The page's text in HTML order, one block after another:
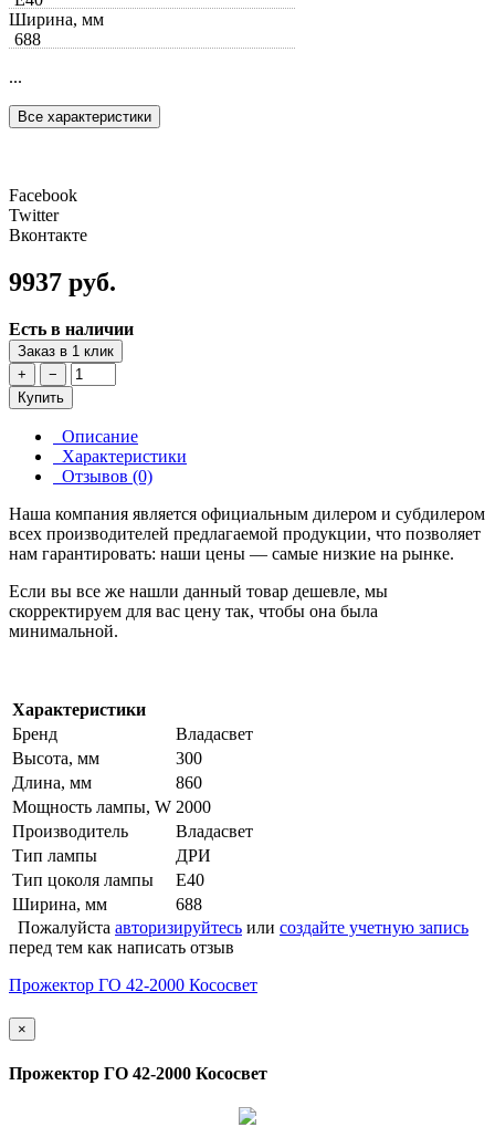
Ширина, мм
688
...
Все характеристики
Facebook
Twitter
Вконтакте
9937 руб.
Есть в наличии
Заказ в 1 клик
+
−
Купить
Описание
Характеристики
Отзывов (0)
Наша компания является официальным дилером и субдилером
всех производителей предлагаемой продукции, что позволяет
нам гарантировать: наши цены — самые низкие на рынке.
Если вы все же нашли данный товар дешевле, мы
скорректируем для вас цену так, чтобы она была
минимальной.
Характеристики
Бренд
Владасвет
Высота, мм
300
Длина, мм
860
Мощность лампы, W 2000
Производитель
Владасвет
Тип лампы
ДРИ
Тип цоколя лампы
Е40
Ширина, мм
688
Пожалуйста авторизируйтесь или создайте учетную запись
перед тем как написать отзыв
Прожектор ГО 42-2000 Кососвет
×
Прожектор ГО 42-2000 Кососвет